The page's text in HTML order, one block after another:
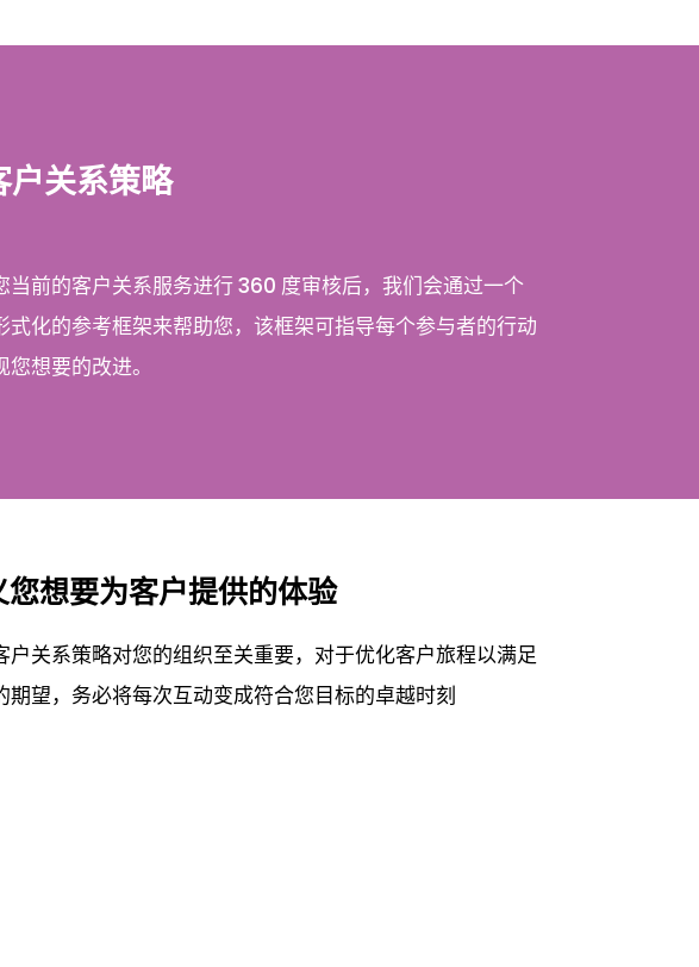
户关系策略
当前的客户关系服务进行 360 度审核后，我们会通过一个
式化的参考框架来帮助您，该框架可指导每个参与者的行动
您想要的改进。
您想要为客户提供的体验
户关系策略对您的组织至关重要，对于优化客户旅程以满足
期望，务必将每次互动变成符合您目标的卓越时刻